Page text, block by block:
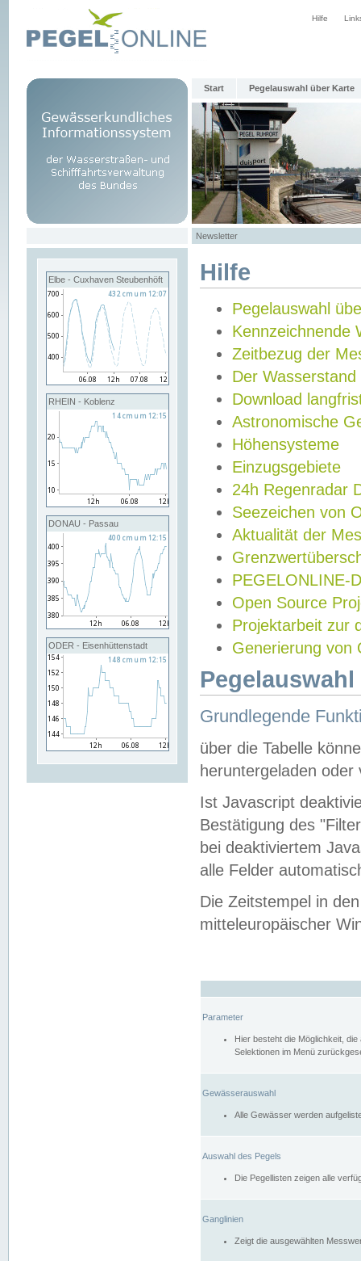
Hilfe
Start Pegelauswahl über Karte
Newsletter
Elbe - Cuxhaven Steubenhöft
RHEIN - Koblenz
DONAU - Passau
ODER - Eisenhüttenstadt
Hilfe
Pegelauswahl
Kennzeichnende
Zeitbezug der
Der Wasserstand
Download
Astronomische
Höhensysteme
Einzugsgebiete
24h Regenradar
Seezeichen von
Aktualität der
PEGELONLINE-
Open Source
Projektarbeit zur
Generierung von
Grundlegende
über die Tabelle
heruntergeladen oder
Ist Javascript
Bestätigung des
bei deaktiviertem
alle Felder
Die Zeitstempel in
mitteleuropäischer
Parameter
Hier besteht die Möglichkeit,
Selektionen im Menü
Gewässerauswahl
Alle Gewässer werden
Auswahl des Pegels
Die Pegellisten zeigen alle
Ganglinien
Zeigt die ausgewählten